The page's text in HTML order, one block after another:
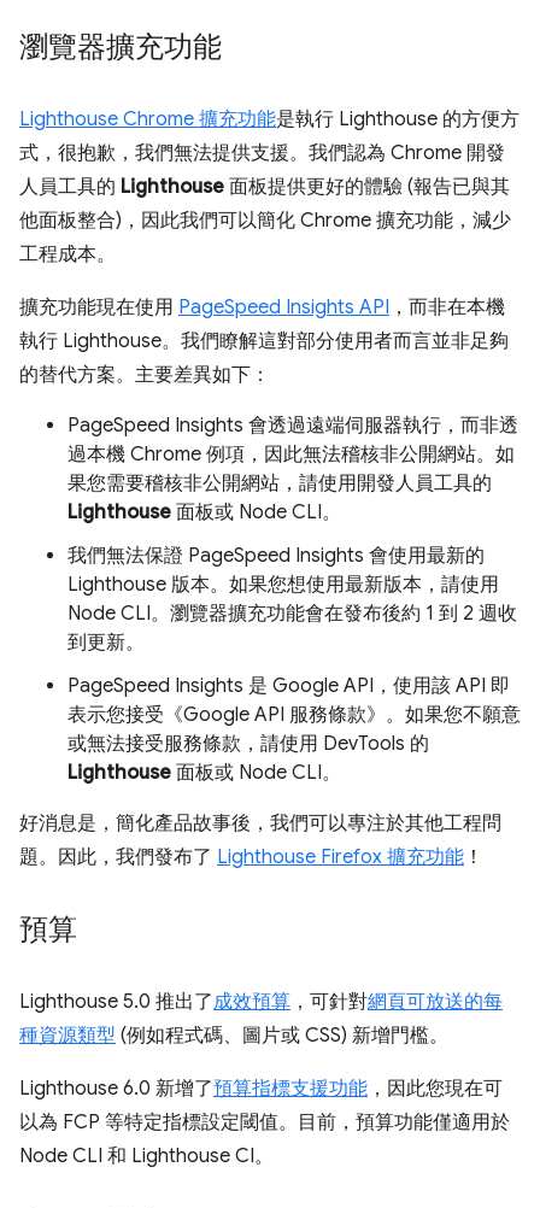
瀏覽器擴充功能
Lighthouse Chrome 擴充功能是執行 Lighthouse 的方便方
式，很抱歉，我們無法提供支援。我們認為 Chrome 開發
人員工具的 Lighthouse 面板提供更好的體驗 (報告已與其
他面板整合)，因此我們可以簡化 Chrome 擴充功能，減少
工程成本。
擴充功能現在使用 PageSpeed Insights API ，而非在本機
執行 Lighthouse。我們瞭解這對部分使用者而言並非足夠
的替代方案。主要差異如下：
PageSpeed Insights 會透過遠端伺服器執行，而非透
過本機 Chrome 例項，因此無法稽核非公開網站。如
果您需要稽核非公開網站，請使用開發人員工具的
Lighthouse 面板或 Node CLI。
我們無法保證 PageSpeed Insights 會使用最新的
Lighthouse 版本。如果您想使用最新版本，請使用
Node CLI。瀏覽器擴充功能會在發布後約 1 到 2 週收
到更新。
PageSpeed Insights 是 Google API，使用該 API 即
表示您接受《Google API 服務條款》。如果您不願意
或無法接受服務條款，請使用 DevTools 的
Lighthouse 面板或 Node CLI。
好消息是，簡化產品故事後，我們可以專注於其他工程問
題。因此，我們發布了 Lighthouse Firefox 擴充功能 ！
預算
Lighthouse 5.0 推出了成效預算 ，可針對網頁可放送的每
種資源類型 (例如程式碼、圖片或 CSS) 新增門檻。
Lighthouse 6.0 新增了預算指標支援功能 ，因此您現在可
以為 FCP 等特定指標設定閾值。目前，預算功能僅適用於
Node CLI 和 Lighthouse CI。